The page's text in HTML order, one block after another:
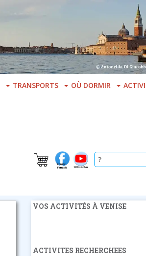
TRANSPORTS OÙ DORMIR
VOS ACTIVITÉS À VENISE
ACTIVITES RECHERCHEES